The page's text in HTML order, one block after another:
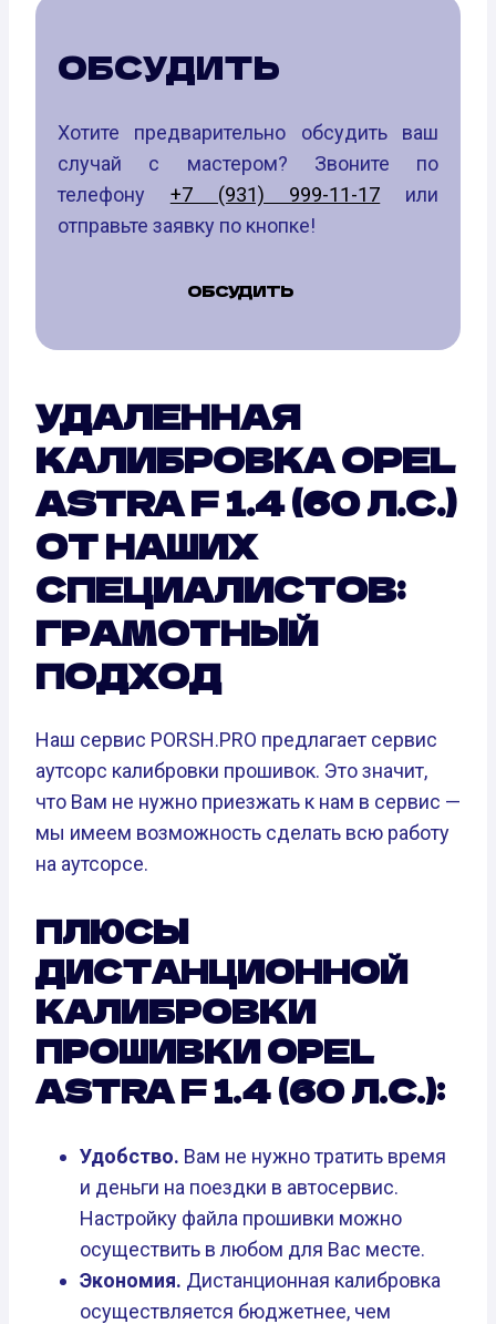
ОБСУДИТЬ
Хотите предварительно обсудить ваш
случай с мастером? Звоните по
телефону +7 (931) 999-11-17 или
отправьте заявку по кнопке!
ОБСУДИТЬ
УДАЛЕННАЯ
КАЛИБРОВКА OPEL
ASTRA F 1.4 (60 Л.С.)
ОТ НАШИХ
СПЕЦИАЛИСТОВ:
ГРАМОТНЫЙ
ПОДХОД
Наш сервис PORSH.PRO предлагает сервис
аутсорс калибровки прошивок. Это значит,
что Вам не нужно приезжать к нам в сервис —
мы имеем возможность сделать всю работу
на аутсорсе.
ПЛЮСЫ
ДИСТАНЦИОННОЙ
КАЛИБРОВКИ
ПРОШИВКИ OPEL
ASTRA F 1.4 (60 Л.С.):
Удобство. Вам не нужно тратить время
и деньги на поездки в автосервис.
Настройку файла прошивки можно
осуществить в любом для Вас месте.
Экономия. Дистанционная калибровка
осуществляется бюджетнее, чем